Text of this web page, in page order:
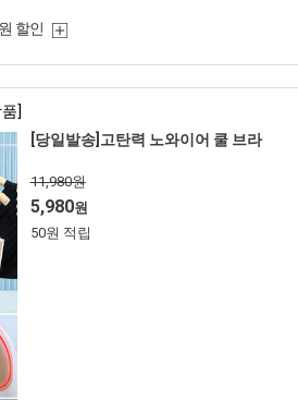
할인
]
[당일발송]고탄력 노와이어 쿨 브라
11,980원
5,980원
50원 적립